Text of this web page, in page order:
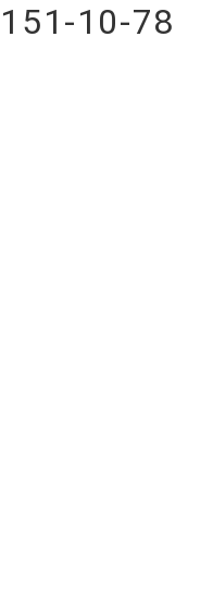
10-78